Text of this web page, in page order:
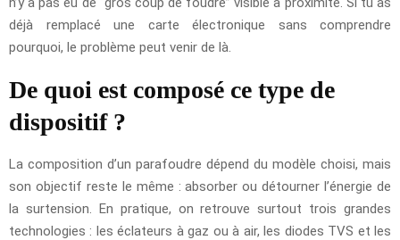
déjà remplacé une carte électronique sans comprendre
pourquoi, le problème peut venir de là.
De quoi est composé ce type de
dispositif ?
La composition d’un parafoudre dépend du modèle choisi, mais
son objectif reste le même : absorber ou détourner l’énergie de
la surtension. En pratique, on retrouve surtout trois grandes
technologies : les éclateurs à gaz ou à air, les diodes TVS et les